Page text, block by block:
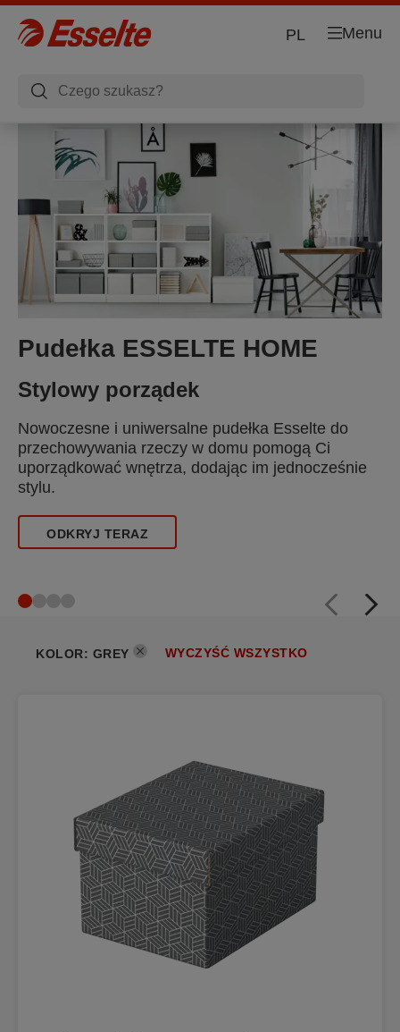
Menu
PL
HOME
Esselte do
pomogą Ci
im jednocześnie
ESSELTE NO.1
WIĘCEJ
KOLOR: GREY WYCZYŚĆ WSZYSTKO